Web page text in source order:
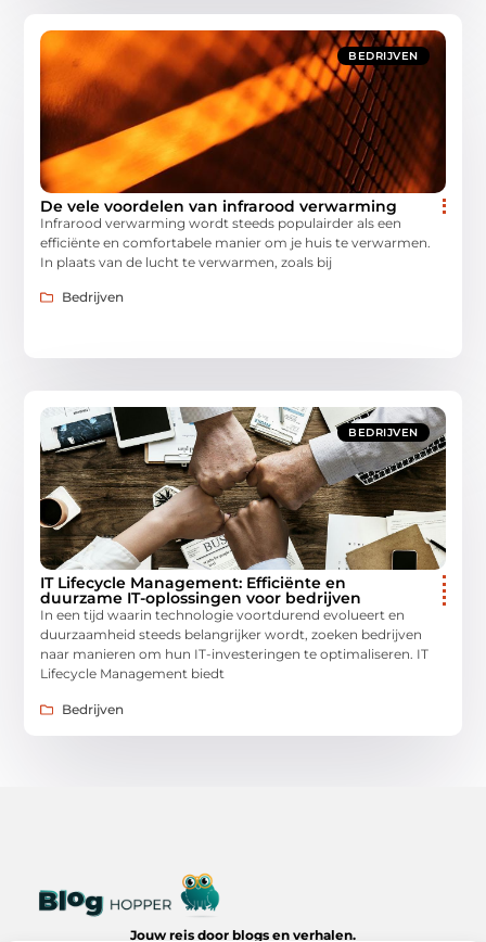
BEDRIJVEN
De vele voordelen van infrarood verwarming
Infrarood verwarming wordt steeds populairder als een
efficiënte en comfortabele manier om je huis te verwarmen.
In plaats van de lucht te verwarmen, zoals bij
Bedrijven
BEDRIJVEN
IT Lifecycle Management: Efficiënte en
duurzame IT-oplossingen voor bedrijven
In een tijd waarin technologie voortdurend evolueert en
duurzaamheid steeds belangrijker wordt, zoeken bedrijven
naar manieren om hun IT-investeringen te optimaliseren. IT
Lifecycle Management biedt
Bedrijven
Jouw reis door blogs en verhalen.